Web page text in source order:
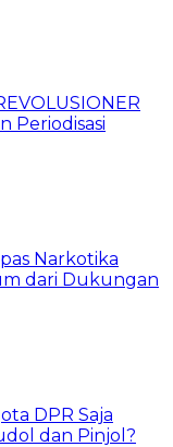
Periodisasi
Narkotika
dari Dukungan
DPR Saja
dan Pinjol?